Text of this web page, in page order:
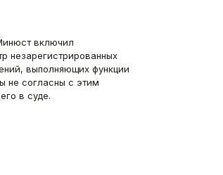
включил
незарегистрированных
выполняющих функции
не согласны с этим
в суде.